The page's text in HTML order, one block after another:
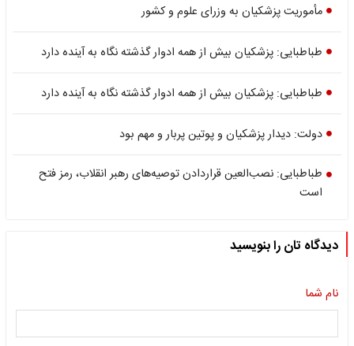
مأموریت پزشکیان به وزرای علوم و کشور
طباطبایی: پزشکیان بیش از همه ادوار گذشته نگاه به آینده دارد
طباطبایی: پزشکیان بیش از همه ادوار گذشته نگاه به آینده دارد
دولت: دیدار پزشکیان و پوتین پربار و مهم بود
طباطبایی: نصب‌العین قراردادن توصیه‌های رهبر انقلاب، رمز فتح
است
دیدگاه تان را بنویسید
نام شما